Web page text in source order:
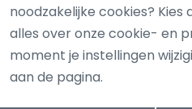
49,99
noodzakelijke cookies? Kies
alles over onze cookie- en
moment je instellingen
aan de pagina.